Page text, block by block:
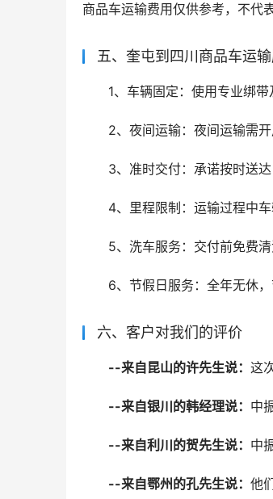
商品车运输费用仅供参考，不代
五、奎屯到四川商品车运
1、车辆固定：使用专业绑
2、夜间运输：夜间运输需
3、准时交付：承诺按时送
4、里程限制：运输过程中
5、洗车服务：交付前免费
6、节假日服务：全年无休
六、客户对我们的评价
--来自昆山的许先生说： 这
--来自银川的韩经理说： 中
--来自利川的贺先生说： 中
--来自鄂州的孔先生说： 他